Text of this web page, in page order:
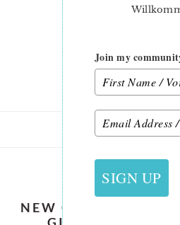
NEW CHRISTMAS
Join my
SIGN UP